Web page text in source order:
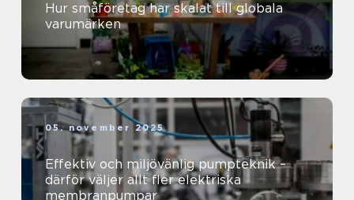
Hur småföretag har skalat till globala
varumärken
05. november 2025
Effektiv och miljövänlig pumpteknik –
därför väljer allt fler elektriska
membranpumpar